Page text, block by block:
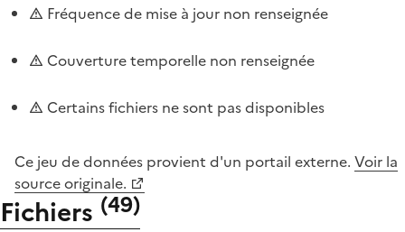
Fréquence de mise à jour non renseignée
Couverture temporelle non renseignée
Certains fichiers ne sont pas disponibles
Ce jeu de données provient d'un portail externe. Voir la
source originale.
Fichiers (49)